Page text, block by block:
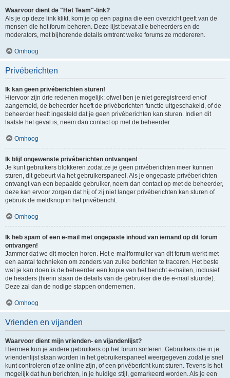
Waarvoor dient de "Het Team"-link?
Als je op deze link klikt, kom je op een pagina die een overzicht geeft van de
mensen die het forum beheren. Deze lijst bevat alle beheerders en de
moderators, met bijhorende details omtrent welke forums ze modereren.
Omhoog
Privéberichten
Ik kan geen privéberichten sturen!
Hiervoor zijn drie redenen mogelijk: ofwel ben je niet geregistreerd en/of
aangemeld, de beheerder heeft de privéberichten functie uitgeschakeld, of de
beheerder heeft ingesteld dat je geen privéberichten kan sturen. Indien dit
laatste het geval is, neem dan contact op met de beheerder.
Omhoog
Ik blijf ongewenste privéberichten ontvangen!
Je kunt gebruikers blokkeren zodat ze je geen privéberichten meer kunnen
sturen, dit gebeurt via het gebruikerspaneel. Als je ongepaste privéberichten
ontvangt van een bepaalde gebruiker, neem dan contact op met de beheerder,
deze kan ervoor zorgen dat hij of zij niet langer privéberichten kan sturen of
gebruik de meldknop in het privébericht.
Omhoog
Ik heb spam of een e-mail met ongepaste inhoud van iemand op dit forum
ontvangen!
Jammer dat we dit moeten horen. Het e-mailformulier van dit forum werkt met
een aantal technieken om zenders van zulke berichten te traceren. Het beste
wat je kan doen is de beheerder een kopie van het bericht e-mailen, inclusief
de headers (hierin staan de details van de gebruiker die de e-mail stuurde).
Deze zal dan de nodige stappen ondernemen.
Omhoog
Vrienden en vijanden
Waarvoor dient mijn vrienden- en vijandenlijst?
Hiermee kun je andere gebruikers op het forum sorteren. Gebruikers die in je
vriendenlijst staan worden in het gebruikerspaneel weergegeven zodat je snel
kunt controleren of ze online zijn, of een privébericht kunt sturen. Tevens is het
mogelijk dat hun berichten, in je huidige stijl, gemarkeerd worden. Als je een